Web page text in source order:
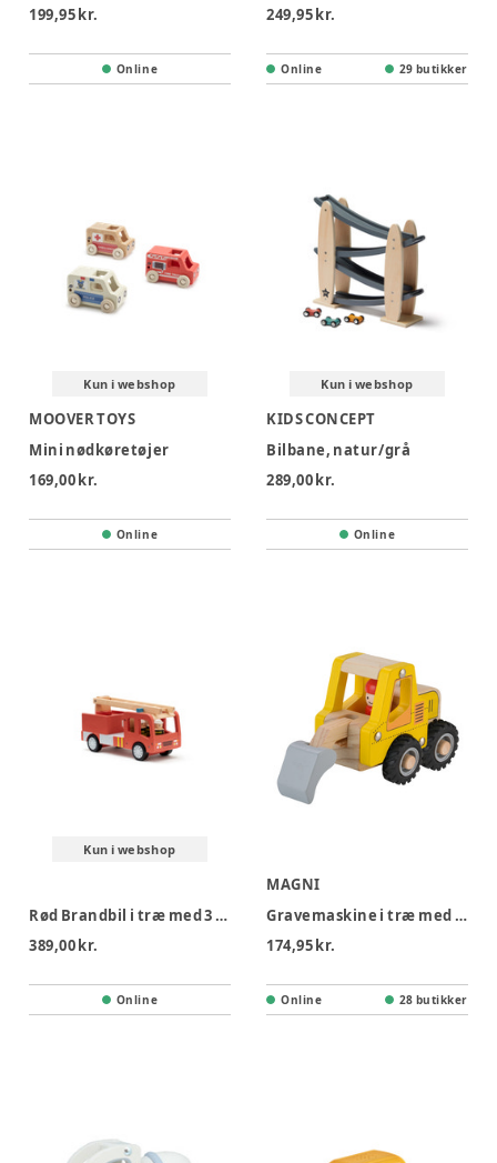
199,95 kr.
Online
249,95 kr.
Online 29 butikker
Kun i webshop
MOOVER TOYS
Mini nødkøretøjer
169,00 kr.
Online
Kun i webshop
KIDS CONCEPT
Bilbane, natur/grå
289,00 kr.
Online
Kun i webshop
Rød Brandbil i træ med 3 brandmænd
389,00 kr.
Online
MAGNI
Gravemaskine i træ med gummihjul
174,95 kr.
Online 28 butikker